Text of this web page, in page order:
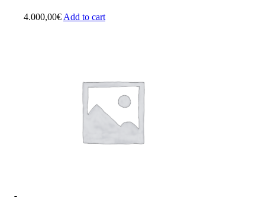
4.000,00€ Add to cart